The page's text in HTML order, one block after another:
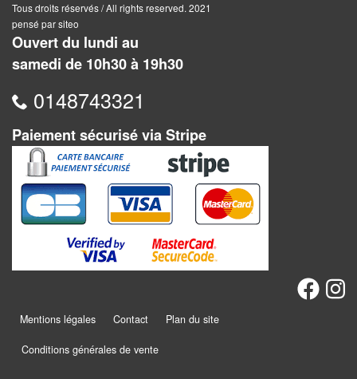
Jeux
abstraits
Casse-
têtes
Accessoires
Backgammon
traditionnels
de
Tous droits réservés / All rights reserved. 2021
pensé par siteo
Ouvert du lundi au
samedi de 10h30 à 19h30
0148743321
Paiement sécurisé via Stripe
Mentions légales Contact Plan du site
Conditions générales de vente